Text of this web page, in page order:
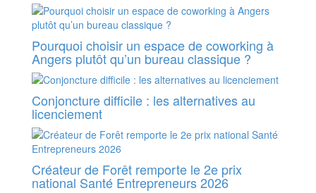
Pourquoi choisir un espace de coworking à
Angers plutôt qu’un bureau classique ?
Conjoncture difficile : les alternatives au
licenciement
Créateur de Forêt remporte le 2e prix
national Santé Entrepreneurs 2026